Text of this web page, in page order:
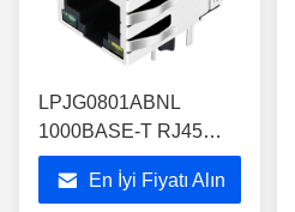
LPJG0801ABNL
1000BASE-T RJ45
Manyetik Jak 1×1
LED'li MagJack
En İyi Fiyatı Alın